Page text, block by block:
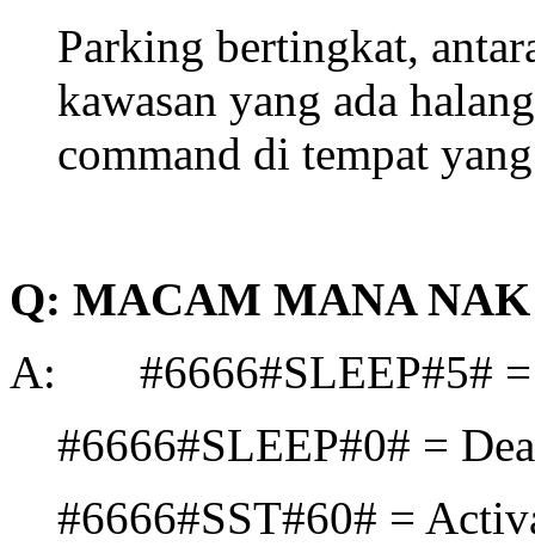
Parking bertingkat,
kawasan yang ada
command di tempat
Q: MACAM MANA NAK
A: #6666#SLEEP#5# =
#6666#SLEEP#0# =
#6666#SST#60# =